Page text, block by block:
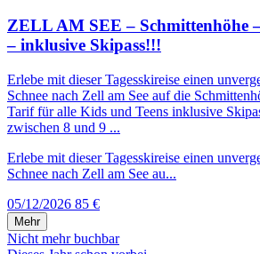
ZELL AM SEE – Schmittenhöhe
– inklusive Skipass!!!
Erlebe mit dieser Tagesskireise einen
Schnee nach Zell am See auf die
Tarif für alle Kids und Teens inklusive
zwischen 8 und 9 ...
Erlebe mit dieser Tagesskireise einen
Schnee nach Zell am See au...
05/12/2026 85 €
Mehr
Nicht mehr buchbar